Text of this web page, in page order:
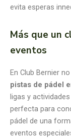
evita esperas
Más que un
eventos
En Club Bernier
pistas de pádel
ligas y
perfecta para
pádel de una
eventos